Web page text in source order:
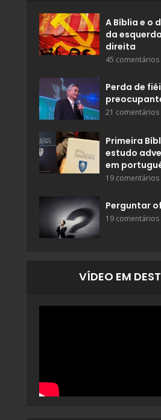
A Bíblia e o
da
direita
45 comentários
Perda de
21 comentários
Primeira
estudo
em
19 comentários
Perguntar
19 comentários
VÍDEO EM